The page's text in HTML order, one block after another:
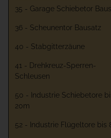
35 - Garage Schiebetor
36 - Scheunentor Bausatz
40 - Stabgitterzäune
41 - Drehkreuz-Sperren-
Schleusen
50 - Industrie Schiebetore
20m
52 - Industrie Flügeltore bis